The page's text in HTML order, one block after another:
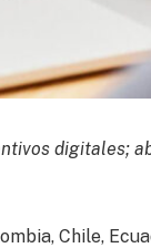
digitales;
Chile,